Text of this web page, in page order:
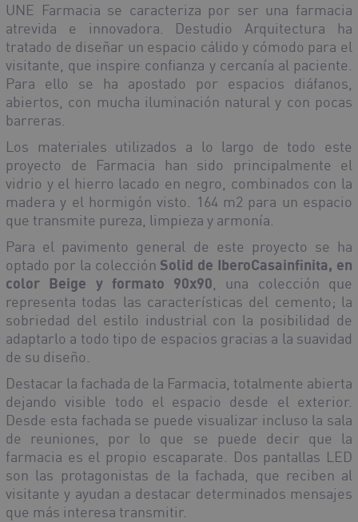
UNE Farmacia se caracteriza por ser una farmacia
atrevida e innovadora. Destudio Arquitectura ha
tratado de diseñar un espacio cálido y cómodo para el
visitante, que inspire confianza y cercanía al paciente.
Para ello se ha apostado por espacios diáfanos,
abiertos, con mucha iluminación natural y con pocas
barreras.
Los materiales utilizados a lo largo de todo este
proyecto de Farmacia han sido principalmente el
vidrio y el hierro lacado en negro, combinados con la
madera y el hormigón visto. 164 m2 para un espacio
que transmite pureza, limpieza y armonía.
Para el pavimento general de este proyecto se ha
optado por la colección Solid de IberoCasainfinita, en
color Beige y formato 90x90 , una colección que
representa todas las características del cemento; la
sobriedad del estilo industrial con la posibilidad de
adaptarlo a todo tipo de espacios gracias a la suavidad
de su diseño.
Destacar la fachada de la Farmacia, totalmente abierta
dejando visible todo el espacio desde el exterior.
Desde esta fachada se puede visualizar incluso la sala
de reuniones, por lo que se puede decir que la
farmacia es el propio escaparate. Dos pantallas LED
son las protagonistas de la fachada, que reciben al
visitante y ayudan a destacar determinados mensajes
que más interesa transmitir.